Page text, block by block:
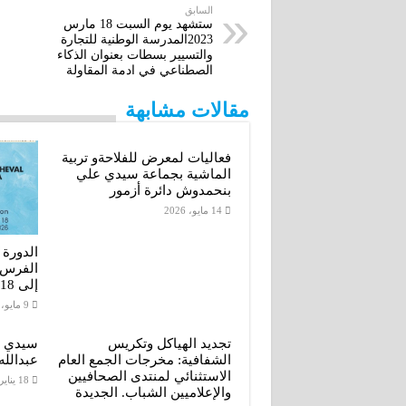
e
b
o
o
e
d
I
t
e
e
n
السابق
ستشهد يوم السبت 18 مارس
2023المدرسة الوطنية للتجارة
والتسيير بسطات بعنوان الذكاء
الصطناعي في ادمة المقاولة
مقالات مشابهة
فعاليات لمعرض للفلاحةو تربية
الماشية بجماعة سيدي علي
بنحمدوش دائرة أزمور
14 مايو، 2026
إلى 18 أكتوبر 2026
9 مايو، 2026
تجديد الهياكل وتكريس
الشفافية: مخرجات الجمع العام
الاستثنائي لمنتدى الصحافيين
والإعلاميين الشباب. الجديدة
سيدي
18 يناير، 2026